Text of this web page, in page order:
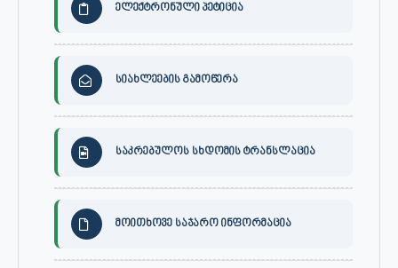
ელექტრონული პეტიცია
სიახლეების გამოწერა
საკრებულოს სხდომის ტრანსლაცია
მოითხოვე საჯარო ინფორმაცია